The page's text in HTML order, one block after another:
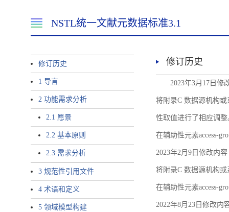
NSTL统一文献元数据标准3.1
修订历史
1 导言
2 功能需求分析
2.1 愿景
2.2 基本原则
2.3 需求分析
3 规范性引用文件
4 术语和定义
5 领域模型构建
修订历史
2023年3月17日修
将附录C 数据源机构或
性取值进行了相应调整
在辅助性元素access-
2023年2月9日修改内容
将附录C 数据源机构或
在辅助性元素access-
2022年8月23日修改内